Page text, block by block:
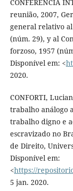
CONFERÊNCIA
reunião, 2007,
general relativo
(núm. 29), y al
forzoso, 1957
Disponível em: <
2020.
CONFORTI,
trabalho análogo
trabalho digno e
escravizado no
de Direito,
Disponível em:
<https://
5 jan. 2020.